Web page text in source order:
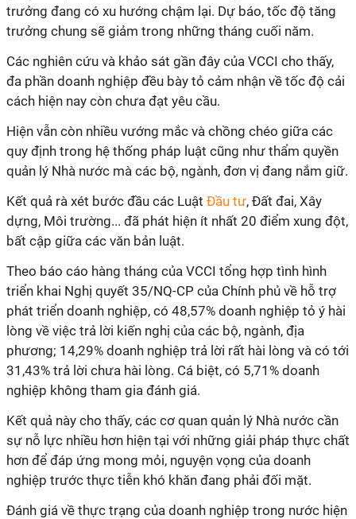
trưởng đang có xu hướng chậm lại. Dự báo, tốc độ tăng
trưởng chung sẽ giảm trong những tháng cuối năm.
Các nghiên cứu và khảo sát gần đây của VCCI cho thấy,
đa phần doanh nghiệp đều bày tỏ cảm nhận về tốc độ cải
cách hiện nay còn chưa đạt yêu cầu.
Hiện vẫn còn nhiều vướng mắc và chồng chéo giữa các
quy định trong hệ thống pháp luật cũng như thẩm quyền
quản lý Nhà nước mà các bộ, ngành, đơn vị đang nắm giữ.
Kết quả rà xét bước đầu các Luật Đầu tư, Đất đai, Xây
dựng, Môi trường... đã phát hiện ít nhất 20 điểm xung đột,
bất cập giữa các văn bản luật.
Theo báo cáo hàng tháng của VCCI tổng hợp tình hình
triển khai Nghị quyết 35/NQ-CP của Chính phủ về hỗ trợ
phát triển doanh nghiệp, có 48,57% doanh nghiệp tỏ ý hài
lòng về việc trả lời kiến nghị của các bộ, ngành, địa
phương; 14,29% doanh nghiệp trả lời rất hài lòng và có tới
31,43% trả lời chưa hài lòng. Cá biệt, có 5,71% doanh
nghiệp không tham gia đánh giá.
Kết quả này cho thấy, các cơ quan quản lý Nhà nước cần
sự nỗ lực nhiều hơn hiện tại với những giải pháp thực chất
hơn để đáp ứng mong mỏi, nguyện vọng của doanh
nghiệp trước thực tiễn khó khăn đang phải đối mặt.
Đánh giá về thực trạng của doanh nghiệp trong nước hiện